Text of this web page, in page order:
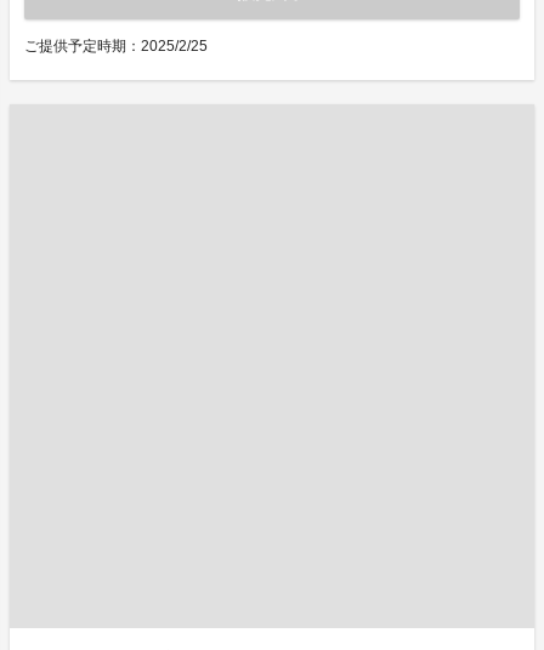
ご提供予定時期：2025/2/25